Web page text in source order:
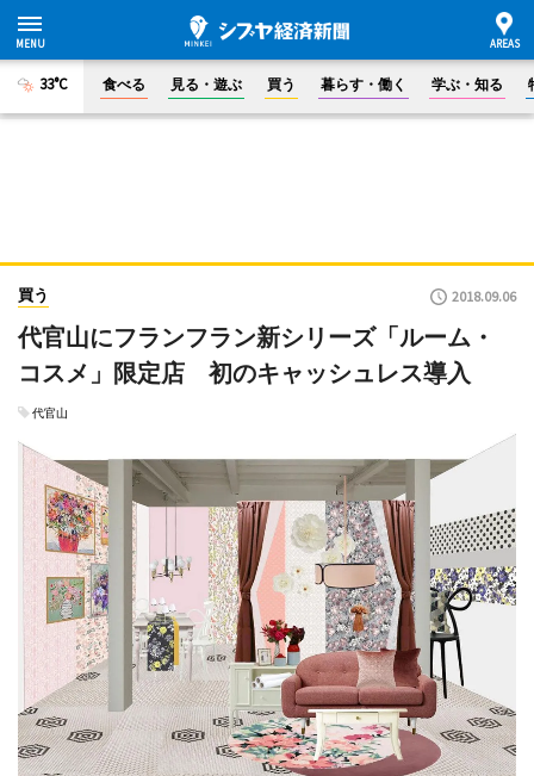
33°C 食べる 見る・遊ぶ 買う 暮らす・働く 学ぶ・知る
買う 2018.09.06
代官山にフランフラン新シリーズ「ルーム・
コスメ」限定店 初のキャッシュレス導入
代官山